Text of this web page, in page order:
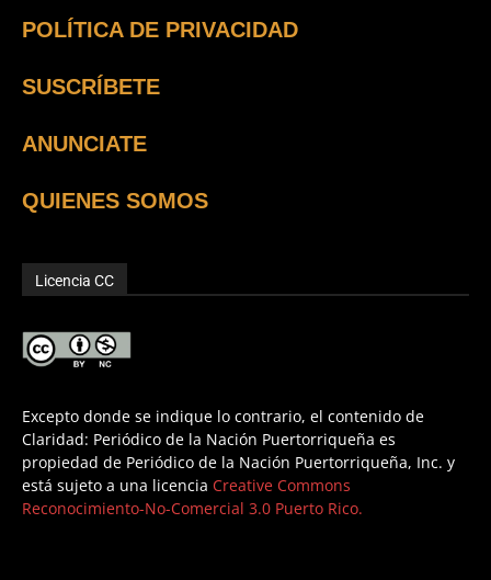
POLÍTICA DE PRIVACIDAD
SUSCRÍBETE
ANUNCIATE
QUIENES SOMOS
Licencia CC
Excepto donde se indique lo contrario, el contenido de
Claridad: Periódico de la Nación Puertorriqueña es
propiedad de Periódico de la Nación Puertorriqueña, Inc. y
está sujeto a una licencia Creative Commons
Reconocimiento-No-Comercial 3.0 Puerto Rico.